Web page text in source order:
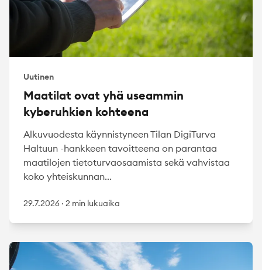
Uutinen
Maatilat ovat yhä useammin
kyberuhkien kohteena
Alkuvuodesta käynnistyneen Tilan DigiTurva
Haltuun -hankkeen tavoitteena on parantaa
maatilojen tietoturvaosaamista sekä vahvistaa
koko yhteiskunnan...
29.7.2026 · 2 min lukuaika